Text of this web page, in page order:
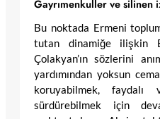
Gayrımenkuller ve silinen
Bu noktada Ermeni
tutan dinamiğe ilişkin
Çolakyan’ın sözlerini
yardımından yoksun
koruyabilmek,
sürdürebilmek için